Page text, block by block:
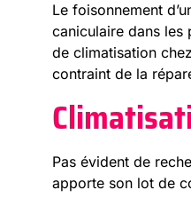
Le foisonnement
caniculaire dans les
de climatisation
contraint de la
Pas évident de
apporte son lot de